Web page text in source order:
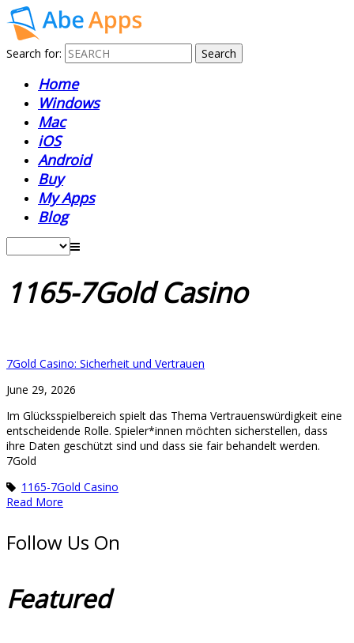
Search for:
Home
Windows
Mac
iOS
Android
Buy
My Apps
Blog
1165-7Gold Casino
7Gold Casino: Sicherheit und Vertrauen
June 29, 2026
Im Glücksspielbereich spielt das Thema Vertrauenswürdigkeit eine
entscheidende Rolle. Spieler*innen möchten sicherstellen, dass
ihre Daten geschützt sind und dass sie fair behandelt werden.
7Gold
1165-7Gold Casino
Read More
Follow Us On
Featured